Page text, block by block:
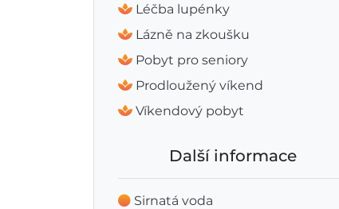
Léčba lupénky
Lázně na zkoušku
Pobyt pro seniory
Prodloužený víkend
Víkendový pobyt
Další informace
Sirnatá voda